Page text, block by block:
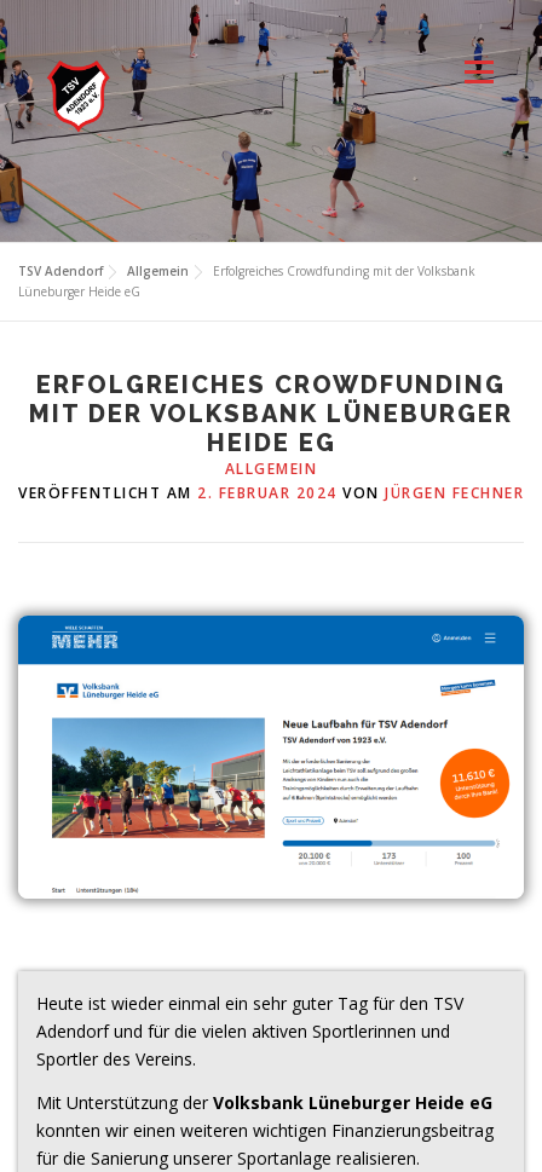
Zum
Inhalt
springen
Menü
TSV Adendorf Allgemein
Erfolgreiches Crowdfunding mit der Volksbank
Lüneburger Heide eG
ERFOLGREICHES CROWDFUNDING
MIT DER VOLKSBANK LÜNEBURGER
HEIDE EG
ALLGEMEIN
VERÖFFENTLICHT AM 2. FEBRUAR 2024 VON JÜRGEN FECHNER
Heute ist wieder einmal ein sehr guter Tag für den TSV
Adendorf und für die vielen aktiven Sportlerinnen und
Sportler des Vereins.
Mit Unterstützung der Volksbank Lüneburger Heide eG
konnten wir einen weiteren wichtigen Finanzierungsbeitrag
für die Sanierung unserer Sportanlage realisieren.